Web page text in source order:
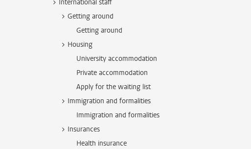
International staff
Getting around
Getting around
Housing
University accommodation
Private accommodation
Apply for the waiting list
Immigration and formalities
Immigration and formalities
Insurances
Health insurance